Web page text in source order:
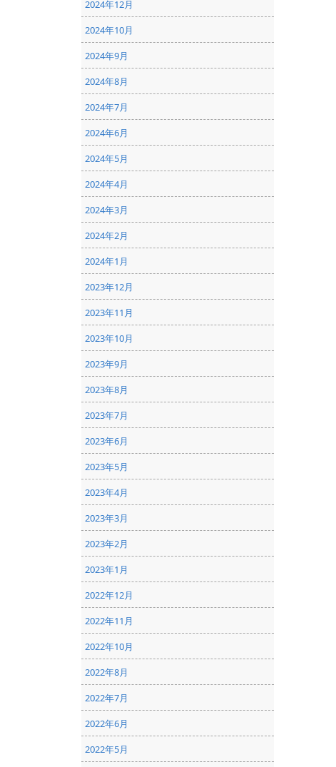
2024年12月
2024年10月
2024年9月
2024年8月
2024年7月
2024年6月
2024年5月
2024年4月
2024年3月
2024年2月
2024年1月
2023年12月
2023年11月
2023年10月
2023年9月
2023年8月
2023年7月
2023年6月
2023年5月
2023年4月
2023年3月
2023年2月
2023年1月
2022年12月
2022年11月
2022年10月
2022年8月
2022年7月
2022年6月
2022年5月